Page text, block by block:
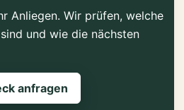
Anliegen. Wir prüfen, welche
und wie die nächsten
anfragen